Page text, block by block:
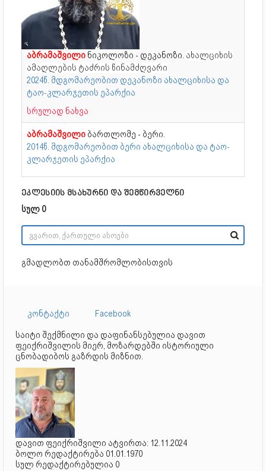
აბრამაშვილი ნიკოლოზი - დეკანოზი. ახალციხის
ამაღლების ტაძრის წინამძღვარი
2024წ. მდგომარეობით დეკანოზი ახალციხისა და
ტაო-კლარჯეთის ეპარქია
სრულად ნახვა
აბრამაშვილი ბართლომე - ბერი.
2014წ. მდგომარეობით ბერი ახალციხისა და ტაო-
კლარჯეთის ეპარქია
ეკლესიის მსახურნი და შემწირველნი
სულ 0
გმადლობთ თანამშრომლობისთვის
კონტაქტი
Facebook
საიტი შექმნილი და დაფინანსებულია დავით
ფეიქრიშვილის მიერ, მოზარდებში ისტორიული
ცნობადიბოს გაზრდის მიზნით.
დავით ფეიქრიშვილი ატვირთა: 12.11.2024
ბოლო რედაქტირება 01.01.1970
სულ რედაქტირებულია 0